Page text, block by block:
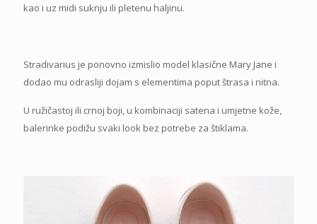
kao i uz midi suknju ili pletenu haljinu.
Stradivarius je ponovno izmislio model klasične Mary Jane i
dodao mu odrasliji dojam s elementima poput štrasa i nitna.
U ružičastoj ili crnoj boji, u kombinaciji satena i umjetne kože,
balerinke podižu svaki look bez potrebe za štiklama.